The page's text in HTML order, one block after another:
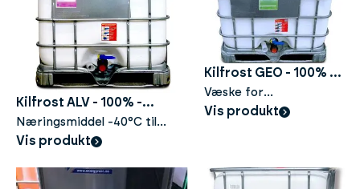
Kilfrost ALV - 100% -
1000liter
Næringsmiddel -40°C til
+40°C. Giftfri glykol, høy
Vis produkt
Kilfrost GEO - 100% -
1000liter
Væske for
energibrønner og
Vis produkt